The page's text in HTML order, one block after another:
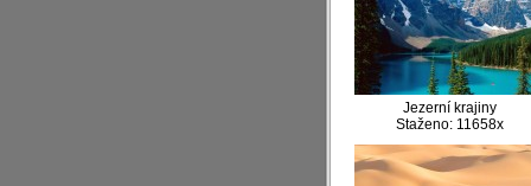
Jezerní krajiny
Staženo: 11658x